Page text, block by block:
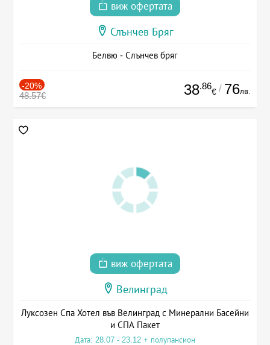
виж офертата
Слънчев Бряг
Белвю - Слънчев бряг
-20%
48.57€ 38.86
€ / 76лв.
виж офертата
Велинград
Луксозен Спа Хотел във Велинград с Минерални Басейни
и СПА Пакет
Дата: 28.07 - 23.12 + полупансион